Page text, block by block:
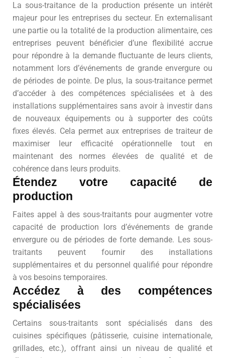
La sous-traitance de la production présente un intérêt
majeur pour les entreprises du secteur. En externalisant
une partie ou la totalité de la production alimentaire, ces
entreprises peuvent bénéficier d’une flexibilité accrue
pour répondre à la demande fluctuante de leurs clients,
notamment lors d’événements de grande envergure ou
de périodes de pointe. De plus, la sous-traitance permet
d’accéder à des compétences spécialisées et à des
installations supplémentaires sans avoir à investir dans
de nouveaux équipements ou à supporter des coûts
fixes élevés. Cela permet aux entreprises de traiteur de
maximiser leur efficacité opérationnelle tout en
maintenant des normes élevées de qualité et de
cohérence dans leurs produits.
Étendez votre capacité de
production
Faites appel à des sous-traitants pour augmenter votre
capacité de production lors d’événements de grande
envergure ou de périodes de forte demande. Les sous-
traitants peuvent fournir des installations
supplémentaires et du personnel qualifié pour répondre
à vos besoins temporaires.
Accédez à des compétences
spécialisées
Certains sous-traitants sont spécialisés dans des
cuisines spécifiques (pâtisserie, cuisine internationale,
grillades, etc.), offrant ainsi un niveau de qualité et